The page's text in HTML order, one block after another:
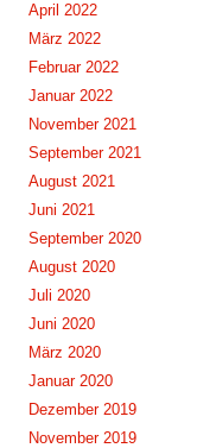
April 2022
März 2022
Februar 2022
Januar 2022
November 2021
September 2021
August 2021
Juni 2021
September 2020
August 2020
Juli 2020
Juni 2020
März 2020
Januar 2020
Dezember 2019
November 2019